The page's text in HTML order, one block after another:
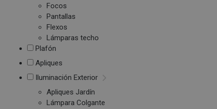
Focos
Pantallas
Flexos
Lámparas techo
Plafón
Apliques
Iluminación Exterior
Apliques Jardín
Lámpara Colgante